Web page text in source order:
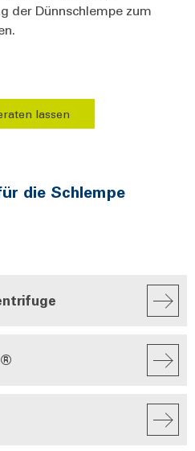
der Dünnschlempe zum
lassen
die Schlempe